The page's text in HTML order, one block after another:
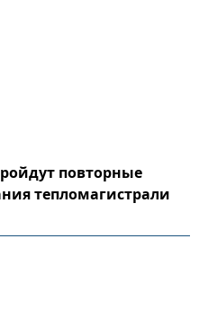
повторные
тепломагистрали